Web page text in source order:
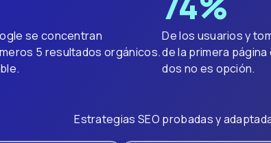
se concentran
5 resultados orgánicos.
De los usuarios y
de la primera
dos no es opción.
Estrategias SEO probadas y